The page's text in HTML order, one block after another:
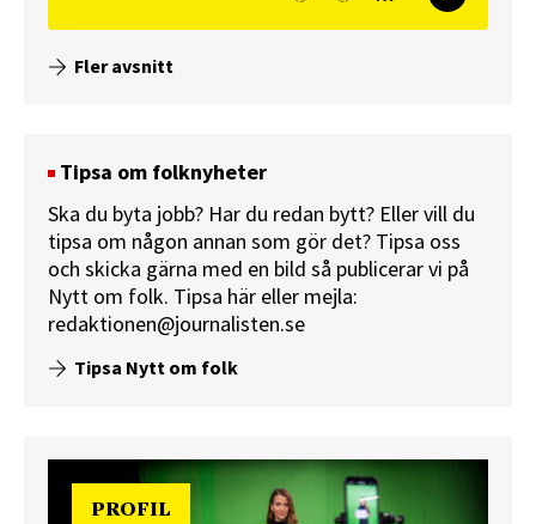
Fler avsnitt
Tipsa om folknyheter
Ska du byta jobb? Har du redan bytt? Eller vill du
tipsa om någon annan som gör det? Tipsa oss
och skicka gärna med en bild så publicerar vi på
Nytt om folk. Tipsa här eller mejla:
redaktionen@journalisten.se
Tipsa Nytt om folk
PROFIL